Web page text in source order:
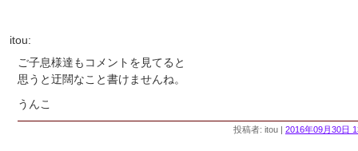
itou:
ご子息様達もコメントを見てると
思うと迂闊なこと書けませんね。
うんこ
投稿者: itou | 2016年09月30日